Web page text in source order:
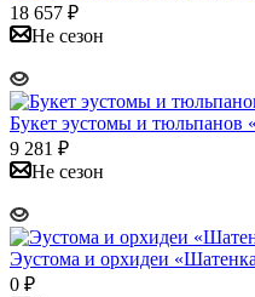
18 657 ₽
Не сезон
Букет эустомы и тюльпанов
9 281 ₽
Не сезон
Эустома и орхидеи
0 ₽